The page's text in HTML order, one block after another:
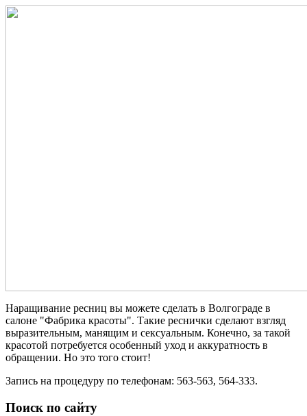
Наращивание ресниц вы можете сделать в Волгограде в
салоне "Фабрика красоты". Такие реснички сделают взгляд
выразительным, манящим и сексуальным. Конечно, за такой
красотой потребуется особенный уход и аккуратность в
обращении. Но это того стоит!
Запись на процедуру по телефонам: 563-563, 564-333.
Поиск по сайту